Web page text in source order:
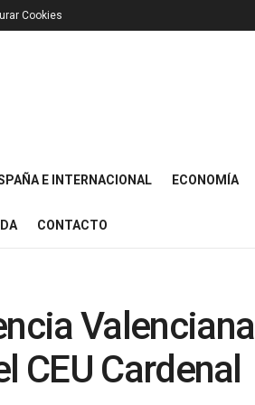
Cookies
E INTERNACIONAL ECONOMÍA
CONTACTO
Valenciana
CEU Cardenal